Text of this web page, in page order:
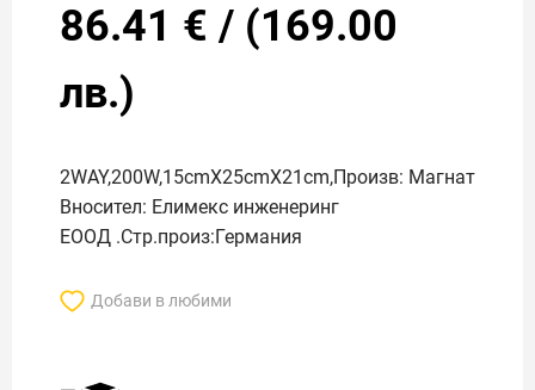
86.41 € / (169.00
лв.)
2WAY,200W,15cmX25cmX21cm,Произв: Магнат
Вносител: Елимекс инженеринг
ЕООД .Стр.произ:Германия
Добави в любими